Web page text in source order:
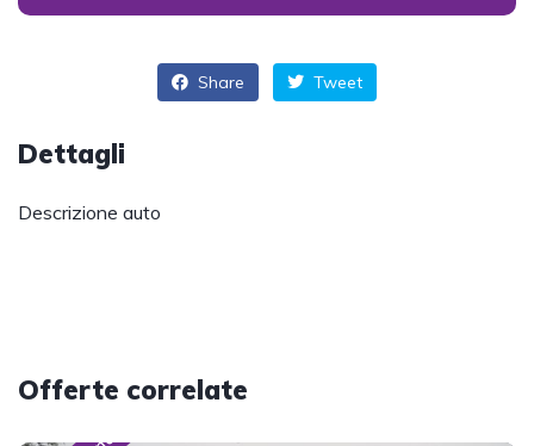
Share Tweet
Dettagli
Descrizione auto
Offerte correlate